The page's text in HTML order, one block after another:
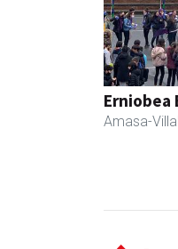
Erniobea
Amasa-